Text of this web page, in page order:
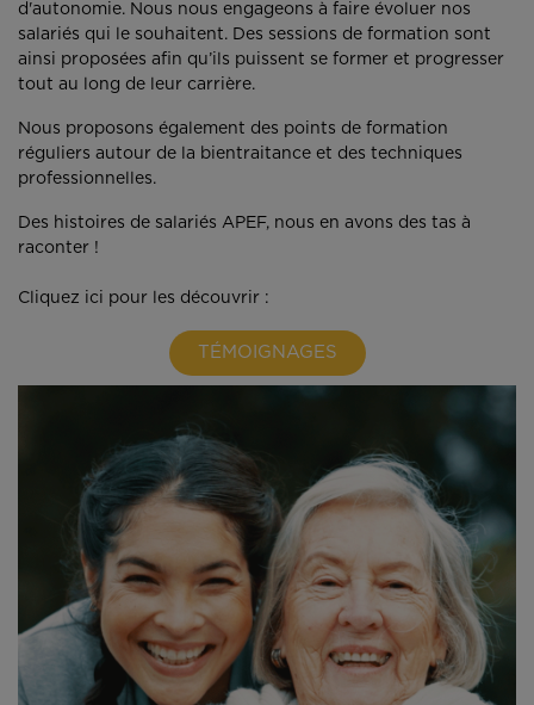
d'autonomie. Nous nous engageons à faire évoluer nos
salariés qui le souhaitent. Des sessions de formation sont
ainsi proposées afin qu’ils puissent se former et progresser
tout au long de leur carrière.
Nous proposons également des points de formation
réguliers autour de la bientraitance et des techniques
professionnelles.
Des histoires de salariés APEF, nous en avons des tas à
raconter !
Cliquez ici pour les découvrir :
TÉMOIGNAGES